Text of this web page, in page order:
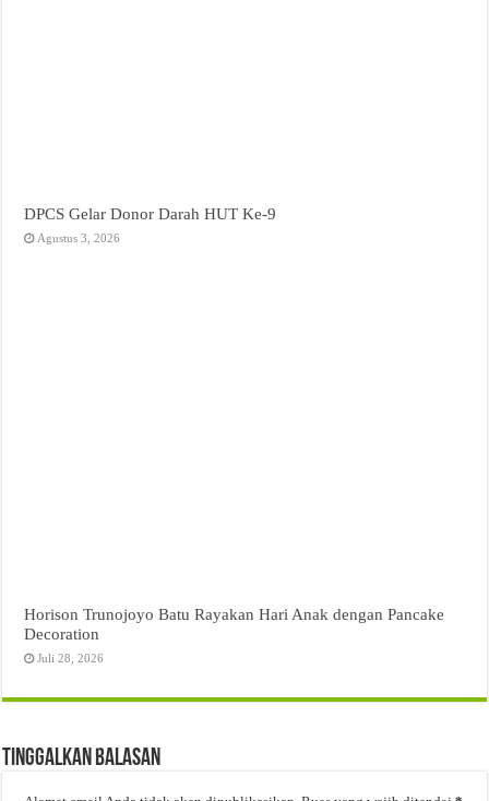
DPCS Gelar Donor Darah HUT Ke-9
Agustus 3, 2026
Horison Trunojoyo Batu Rayakan Hari Anak dengan Pancake
Decoration
Juli 28, 2026
Tinggalkan Balasan